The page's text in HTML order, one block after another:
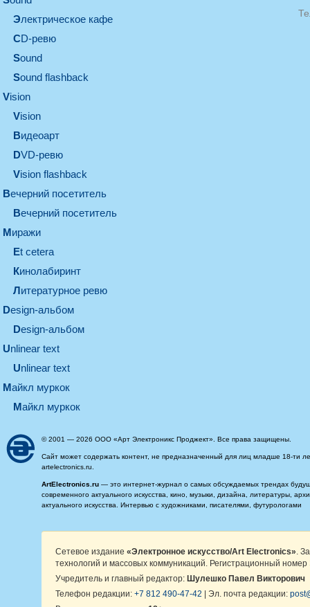
электрическое кафе
CD-ревю
sound
Sound flashback
vision
vision
видеоарт
DVD-ревю
Vision flashback
вечерний посетитель
вечерний посетитель
миражи
et cetera
кинолабиринт
литературное ревю
design-альбом
design-альбом
unlinear text
Unlinear text
майкл муркок
майкл муркок
© 2001 — 2026 ООО «Арт Электроникс Проджект». Все права защищены.
Сайт может содержать контент, не предназначенный для лиц младше 18-ти
artelectronics.ru.
ArtElectronics.ru — это интернет-журнал о самых обсуждаемых трендах
современного актуального искусства, кино, музыки, дизайна, литературы,
актуального искусства. Интервью с художниками, писателями, футурологами
Сетевое издание «Электронное искусство/Art Electronics» .
технологий и массовых коммуникаций. Регистрационный
Учредитель и главный редактор: Шулешко Павел Викторович
Телефон редакции: +7 812 490-47-42 | Эл. почта редакции: